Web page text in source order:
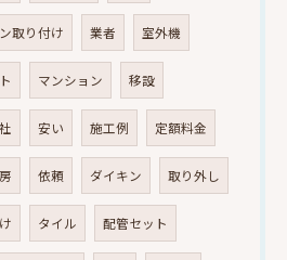
取り付け 業者 室外機
マンション 移設
安い 施工例 定額料金
依頼 ダイキン 取り外し
タイル 配管セット